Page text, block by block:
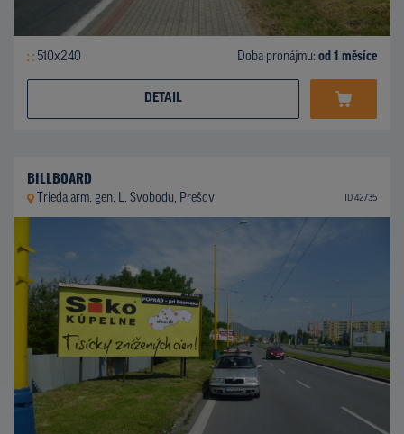
510x240 Doba pronájmu: od 1 měsíce
DETAIL
BILLBOARD
Trieda arm. gen. L. Svobodu, Prešov ID 42735